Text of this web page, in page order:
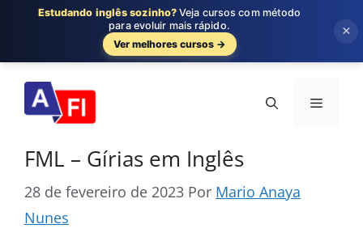
para
conteúdo
Menu
FML – Gírias em Inglês
28 de fevereiro de 2023 Por Mario Anaya
Nunes
Estudando inglês sozinho? Veja cursos com método
para evoluir mais rápido.
Ver melhores cursos →
×